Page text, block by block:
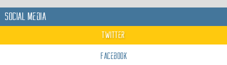
Social Media
Twitter
Facebook